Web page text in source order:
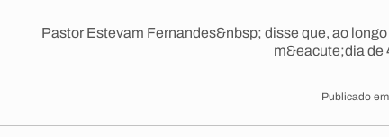
Pastor Estevam Fernandes&nbsp; disse que, ao
m&eacute;dia de
Publicado